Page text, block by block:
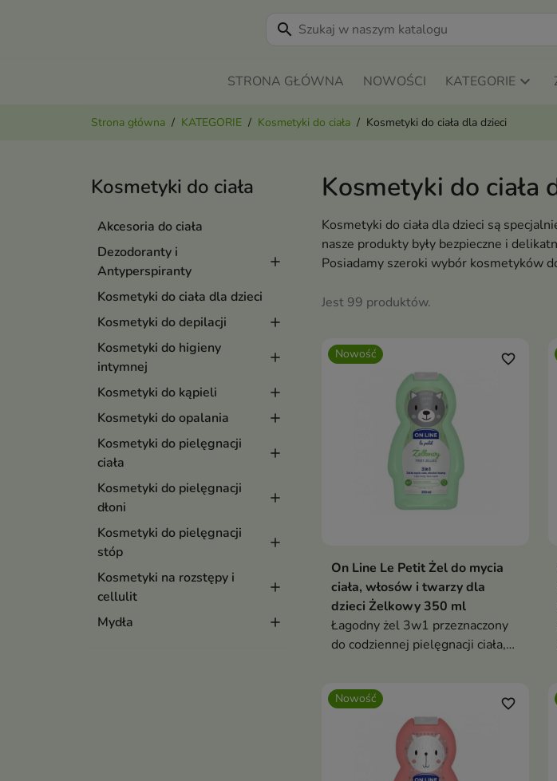
search
STRONA GŁÓWNA NOWOŚCI KATEGORIE
Strona główna KATEGORIE Kosmetyki do ciała Kosmetyki do ciała dla dzieci
Kosmetyki do ciała
Akcesoria do ciała
Dezodoranty i
Antyperspiranty
Kosmetyki do ciała dla dzieci
Kosmetyki do depilacji
Kosmetyki do higieny
intymnej
Kosmetyki do kąpieli
Kosmetyki do opalania
Kosmetyki do pielęgnacji
ciała
Kosmetyki do pielęgnacji
dłoni
Kosmetyki do pielęgnacji
stóp
Kosmetyki na rozstępy i
cellulit
Mydła
Kosmetyki do ciała
Kosmetyki do ciała dla dzieci są
nasze produkty były bezpieczne i
Posiadamy szeroki wybór kosmetyków
Jest 99 produktów.
Nowość favorite_border
On Line Le Petit Żel do mycia
ciała, włosów i twarzy dla
dzieci Żelkowy 350 ml
Łagodny żel 3w1 przeznaczony
do codziennej pielęgnacji ciała,
Nowość favorite_border